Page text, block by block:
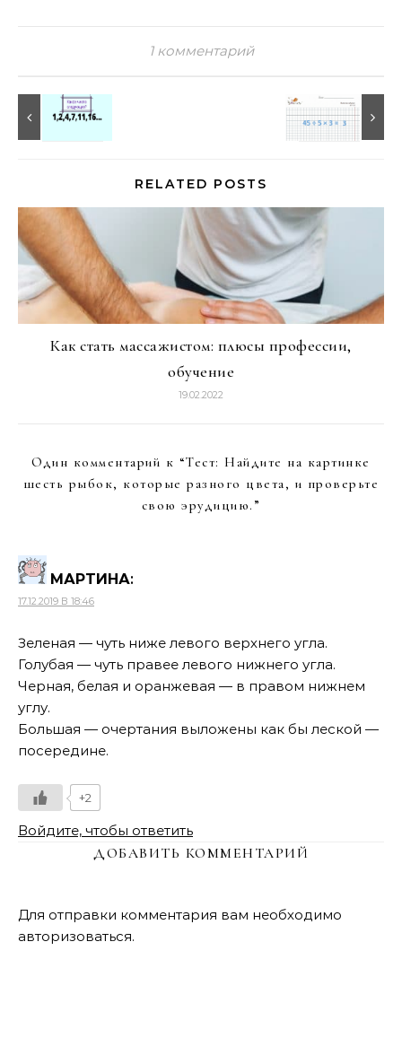
1 комментарий
RELATED POSTS
Как стать массажистом: плюсы профессии,
обучение
19.02.2022
Один комментарий к “Тест: Найдите на картинке
шесть рыбок, которые разного цвета, и проверьте
свою эрудицию. ”
МАРТИНА:
17.12.2019 В 18:46
Зеленая — чуть ниже левого верхнего угла.
Голубая — чуть правее левого нижнего угла.
Черная, белая и оранжевая — в правом нижнем
углу.
Большая — очертания выложены как бы леской —
посередине.
+2
Войдите, чтобы ответить
ДОБАВИТЬ КОММЕНТАРИЙ
Для отправки комментария вам необходимо
авторизоваться.